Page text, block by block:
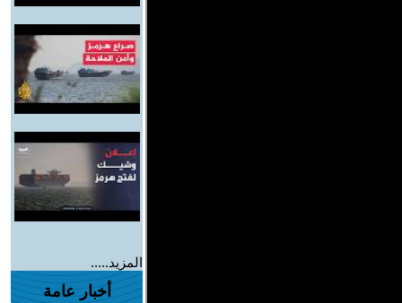
المزيد.....
أخبار عامة